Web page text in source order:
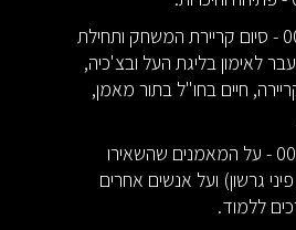
0:02:40 - 00:10:18 - סיום קריירת המשחק ותחילת
לאימון בליגת העל ובצ'כיה,
חיים בחו"ל בתור מאמן,
00:12:10 - 00:17:41 - על המאמנים שהשאירו
גרשון) ועל אנשים אחרים
ללמוד.